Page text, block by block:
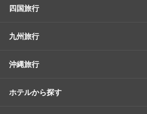
四国旅行
九州旅行
沖縄旅行
ホテルから探す